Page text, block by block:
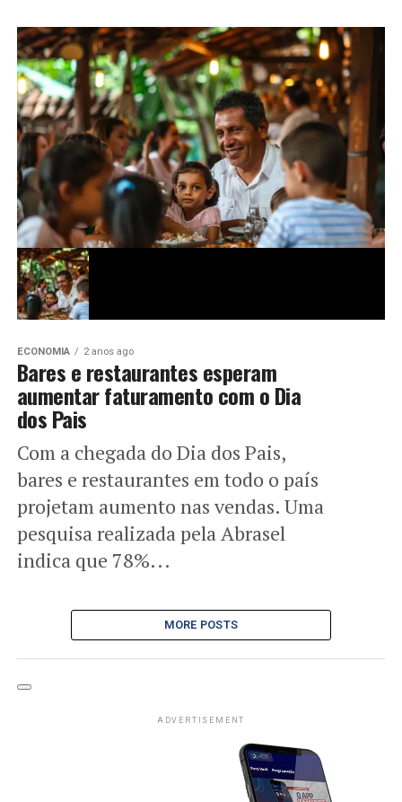
ECONOMIA 2 anos ago
Bares e restaurantes esperam
aumentar faturamento com o Dia
dos Pais
Com a chegada do Dia dos Pais,
bares e restaurantes em todo o país
projetam aumento nas vendas. Uma
pesquisa realizada pela Abrasel
indica que 78%...
MORE POSTS
ADVERTISEMENT